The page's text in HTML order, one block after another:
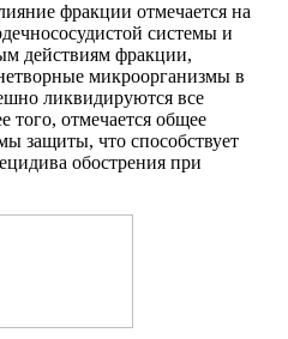
фракции отмечается на
системы и
действиям фракции,
микроорганизмы в
ликвидируются все
того, отмечается общее
защиты, что способствует
обострения при